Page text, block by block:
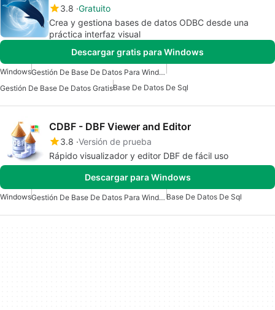
3.8 Gratuito
Crea y gestiona bases de datos ODBC desde una
práctica interfaz visual
Descargar gratis para Windows
Windows
Gestión De Base De Datos Para Windows
Gestión De Base De Datos GratisBase De Datos De Sql
CDBF - DBF Viewer and Editor
3.8 Versión de prueba
Rápido visualizador y editor DBF de fácil uso
Descargar para Windows
Windows Gestión De Base De Datos Para Windows Base De Datos De Sql